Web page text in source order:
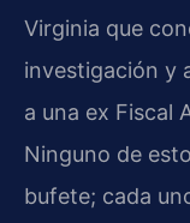
Virginia que
investigación y
a una ex Fiscal
Ninguno de
bufete; cada